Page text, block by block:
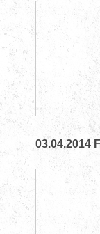
03.04.2014